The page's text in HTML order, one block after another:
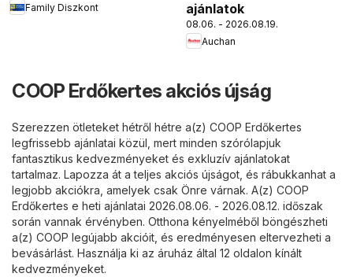
Family Diszkont
ajánlatok
08.06. - 2026.08.19.
Auchan
COOP Erdőkertes akciós újság
Szerezzen ötleteket hétről hétre a(z) COOP Erdőkertes
legfrissebb ajánlatai közül, mert minden szórólapjuk
fantasztikus kedvezményeket és exkluzív ajánlatokat
tartalmaz. Lapozza át a teljes akciós újságot, és rábukkanhat a
legjobb akciókra, amelyek csak Önre várnak. A(z) COOP
Erdőkertes e heti ajánlatai 2026.08.06. - 2026.08.12. időszak
során vannak érvényben. Otthona kényelméből böngészheti
a(z) COOP legújabb akcióit, és eredményesen eltervezheti a
bevásárlást. Használja ki az áruház által 12 oldalon kínált
kedvezményeket.